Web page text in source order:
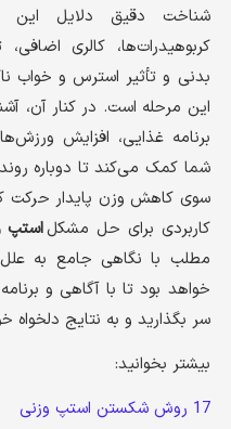
شناخت دقیق دلایل این
کربوهیدرات‌ها، کالری
بدنی و تأثیر استرس و خواب
این مرحله است. در کنار آن،
برنامه غذایی، افزایش
شما کمک می‌کند تا دوباره
سوی کاهش وزن پایدار حرکت
کاربردی برای حل مشکلاستپ
مطلب با نگاهی جامع به
خواهد بود تا با آگاهی و
سر بگذارید و به نتایج دلخواه
بیشتر بخوانید:
17 روش شکستن استپ وزنی